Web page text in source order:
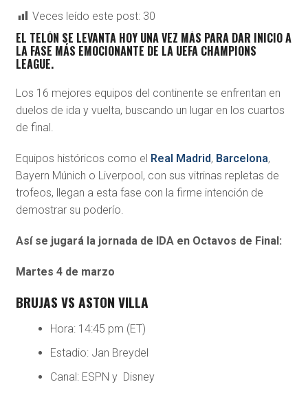
Veces leído este post: 30
EL TELÓN SE LEVANTA HOY UNA VEZ MÁS PARA DAR INICIO A
LA FASE MÁS EMOCIONANTE DE LA UEFA CHAMPIONS
LEAGUE.
Los 16 mejores equipos del continente se enfrentan en
duelos de ida y vuelta, buscando un lugar en los cuartos
de final.
Equipos históricos como el Real Madrid, Barcelona,
Bayern Múnich o Liverpool, con sus vitrinas repletas de
trofeos, llegan a esta fase con la firme intención de
demostrar su poderío.
Así se jugará la jornada de IDA en Octavos de Final:
Martes 4 de marzo
BRUJAS VS ASTON VILLA
Hora: 14:45 pm (ET)
Estadio: Jan Breydel
Canal: ESPN y Disney